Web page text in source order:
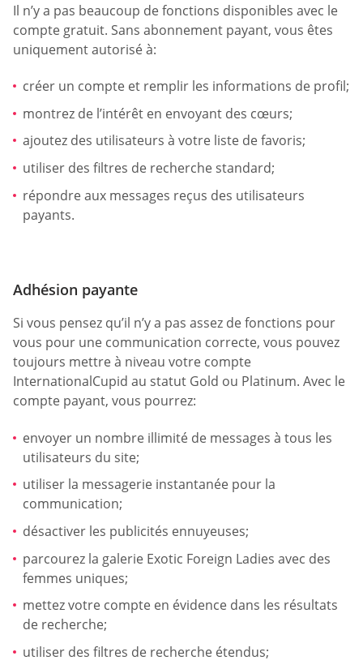
Il n’y a pas beaucoup de fonctions disponibles avec le
compte gratuit. Sans abonnement payant, vous êtes
uniquement autorisé à:
créer un compte et remplir les informations de profil;
montrez de l’intérêt en envoyant des cœurs;
ajoutez des utilisateurs à votre liste de favoris;
utiliser des filtres de recherche standard;
répondre aux messages reçus des utilisateurs
payants.
Adhésion payante
Si vous pensez qu’il n’y a pas assez de fonctions pour
vous pour une communication correcte, vous pouvez
toujours mettre à niveau votre compte
InternationalCupid au statut Gold ou Platinum. Avec le
compte payant, vous pourrez:
envoyer un nombre illimité de messages à tous les
utilisateurs du site;
utiliser la messagerie instantanée pour la
communication;
désactiver les publicités ennuyeuses;
parcourez la galerie Exotic Foreign Ladies avec des
femmes uniques;
mettez votre compte en évidence dans les résultats
de recherche;
utiliser des filtres de recherche étendus;